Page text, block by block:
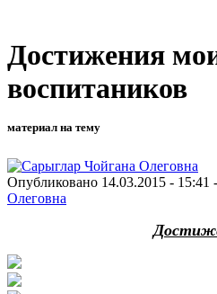
Достижения
воспитаников
материал на тему
Опубликовано 14.03.2015 - 15:41 -
Олеговна